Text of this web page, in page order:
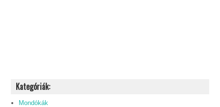
Kategóriák:
Mondókák